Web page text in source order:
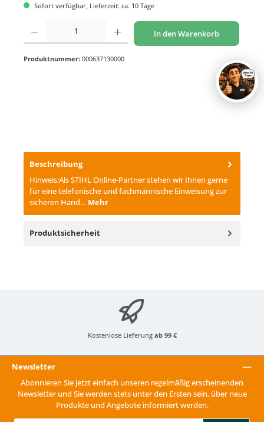
Sofort verfügbar, Lieferzeit: ca. 10 Tage
Produkt Anzahl: Gib den gewünschten Wert ein oder benutze die Schaltflächen um
In den Warenkorb
Produktnummer: 000637130000
Beschreibung
Hinweis:Als STIHL Online-Partner stehen wir Ihnen gerne
für eine telefonische und fachmännische Einweisung zur
sicheren Hand… Mehr
Produktsicherheit
Kostenlose Lieferung ab 99 €
Newsletter
Abonnieren Sie jetzt einfach unseren regelmäßig erscheinenden
Newsletter und Sie werden stets unter den Ersten sein, über neue
Produkte und Angebote informiert werden.